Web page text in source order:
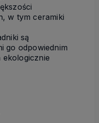
w tym ceramiki
są
go odpowiednim